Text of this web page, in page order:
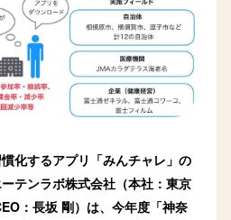
化するアプリ「みんチャレ」の
テンラボ株式会社（本社：東京
：長坂 剛）は、 今年度「神奈